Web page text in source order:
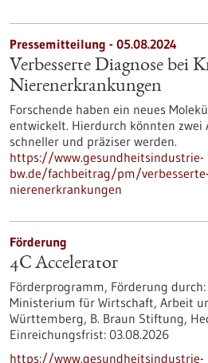
Pressemitteilung - 05.08.2024
Verbesserte Diagnose bei
Nierenerkrankungen
Forschende haben ein neues
entwickelt. Hierdurch könnten zwei
schneller und präziser werden.
https://www.gesundheitsindustrie-
bw.de/fachbeitrag/pm/
nierenerkrankungen
Förderung
4C Accelerator
Förderprogramm, Förderung durch:
Ministerium für Wirtschaft, Arbeit
Württemberg, B. Braun Stiftung,
Einreichungsfrist: 03.08.2026
https://www.gesundheitsindustrie-